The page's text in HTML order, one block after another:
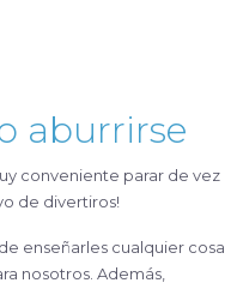
aburrirse
de divertiros!
enseñarles cualquier cosa
nosotros. Además,